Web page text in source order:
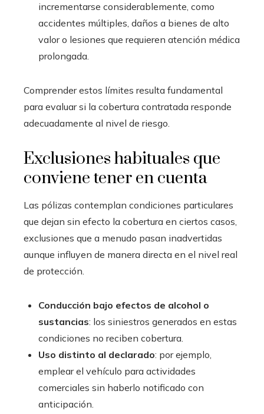
incrementarse considerablemente, como
accidentes múltiples, daños a bienes de alto
valor o lesiones que requieren atención médica
prolongada.
Comprender estos límites resulta fundamental
para evaluar si la cobertura contratada responde
adecuadamente al nivel de riesgo.
Exclusiones habituales que
conviene tener en cuenta
Las pólizas contemplan condiciones particulares
que dejan sin efecto la cobertura en ciertos casos,
exclusiones que a menudo pasan inadvertidas
aunque influyen de manera directa en el nivel real
de protección.
Conducción bajo efectos de alcohol o
sustancias: los siniestros generados en estas
condiciones no reciben cobertura.
Uso distinto al declarado: por ejemplo,
emplear el vehículo para actividades
comerciales sin haberlo notificado con
anticipación.